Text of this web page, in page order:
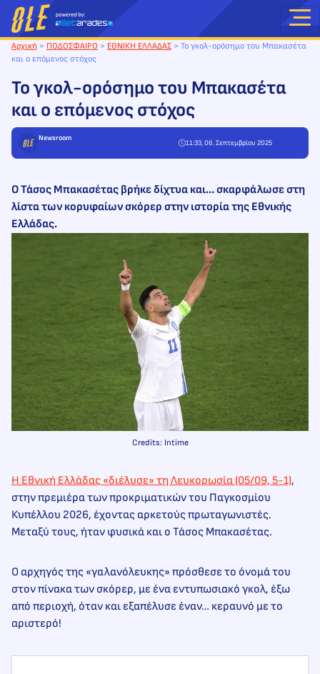
Μετάβαση
στο
περιεχόμενο
Αρχική > ΠΟΔΟΣΦΑΙΡΟ > ΕΘΝΙΚΗ ΕΛΛΑΔΑΣ > Το γκολ-ορόσημο του Μπακασέτα
και ο επόμενος στόχος
Το γκολ-ορόσημο του Μπακασέτα
και ο επόμενος στόχος
Newsroom
11:33, 06. Σεπτεμβρίου 2025
Ο Τάσος Μπακασέτας βρήκε δίχτυα και… σκαρφάλωσε στη
λίστα των κορυφαίων σκόρερ στην ιστορία της Εθνικής
Ελλάδας.
Credits: Intime
Η Εθνική Ελλάδας «διέλυσε» τη Λευκορωσία (05/09, 5-1),
στην πρεμιέρα των προκριματικών του Παγκοσμίου
Κυπέλλου 2026, έχοντας αρκετούς πρωταγωνιστές.
Μεταξύ τους, ήταν φυσικά και ο Τάσος Μπακασέτας.
Ο αρχηγός της «γαλανόλευκης» πρόσθεσε το όνομά του
στον πίνακα των σκόρερ, με ένα εντυπωσιακό γκολ, έξω
από περιοχή, όταν και εξαπέλυσε έναν… κεραυνό με το
αριστερό!